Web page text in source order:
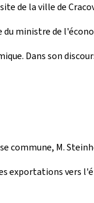
de la ville de
du ministre de
Dans son
commune, M.
exportations vers